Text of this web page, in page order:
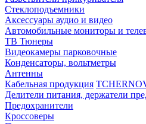
Стеклоподъемники
Аксессуары аудио и видео
Автомобильные мониторы и
ТВ Тюнеры
Видеокамеры парковочные
Конденсаторы, вольтметры
Антенны
Кабельная продукция
Делители питания, держатели
Предохранители
Кроссоверы